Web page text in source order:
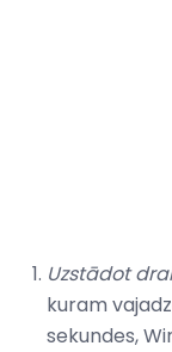
Uzstādot
kuram
sekundes,